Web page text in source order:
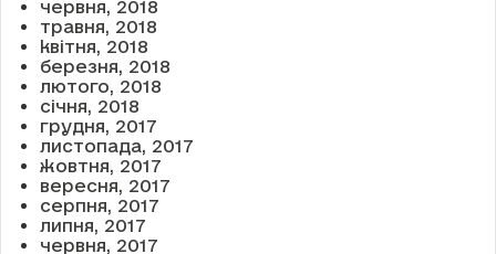
червня, 2018
травня, 2018
квітня, 2018
березня, 2018
лютого, 2018
січня, 2018
грудня, 2017
листопада, 2017
жовтня, 2017
вересня, 2017
серпня, 2017
липня, 2017
червня, 2017